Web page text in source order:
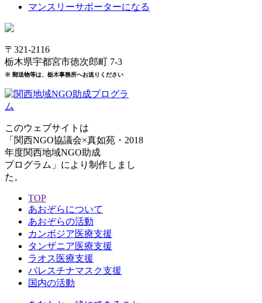
マンスリーサポーターになる
〒321-2116
栃木県宇都宮市徳次郎町 7-3
※ 郵送物等は、栃木事務所へお送りください
このウェブサイトは
「関西NGO協議会×真如苑・2018
年度関西地域NGO助成
プログラム」により制作しまし
た。
TOP
あおぞらについて
あおぞらの活動
カンボジア医療支援
タンザニア医療支援
ラオス医療支援
パレスチナマスク支援
国内の活動